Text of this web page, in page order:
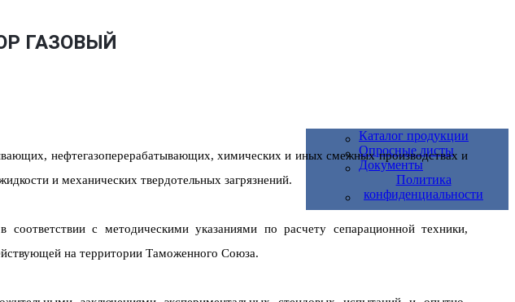
Каталог продукции
Опросные листы
Документы
Политика
конфиденциальности
ГАЗОВЫЙ
нефтегазоперерабатывающих, химических и иных смежных производствах и
и механических твердотельных загрязнений.
с методическими указаниями по расчету сепарационной техники,
на территории Таможенного Союза.